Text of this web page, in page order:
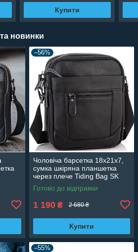
Купити
та новинки
–56%
Чоловіча барсетка 18х21х7,
сумка шкіряна планшетка
через плече Tiding Bag SK
N5386 чорна
Готово до відправки
1 190 ₴ 2 680 ₴
Купити
–55%